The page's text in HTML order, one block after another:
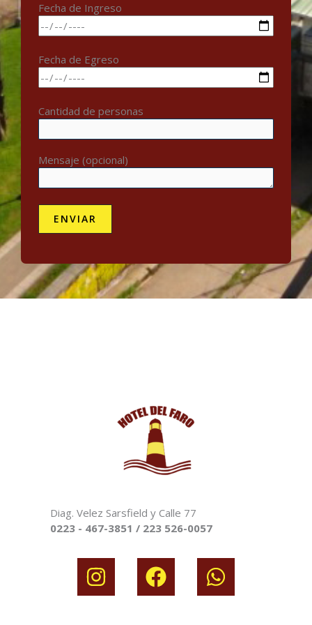
Fecha de Ingreso
Fecha de Egreso
Cantidad de personas
Mensaje (opcional)
Diag. Velez Sarsfield y Calle 77
0223 - 467-3851 / 223 526-0057